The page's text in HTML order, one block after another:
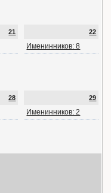
21 22
Именинников: 8
28 29
Именинников: 2